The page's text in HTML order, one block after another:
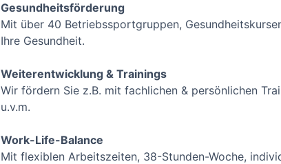
Gesundheitsförderung
Mit über 40 Betriebssportgruppen,
Ihre Gesundheit.
Weiterentwicklung & Trainings
Wir fördern Sie z.B. mit fachlichen & persönlichen
u.v.m.
Work-Life-Balance
Mit flexiblen Arbeitszeiten, 38-Stunden-Woche,